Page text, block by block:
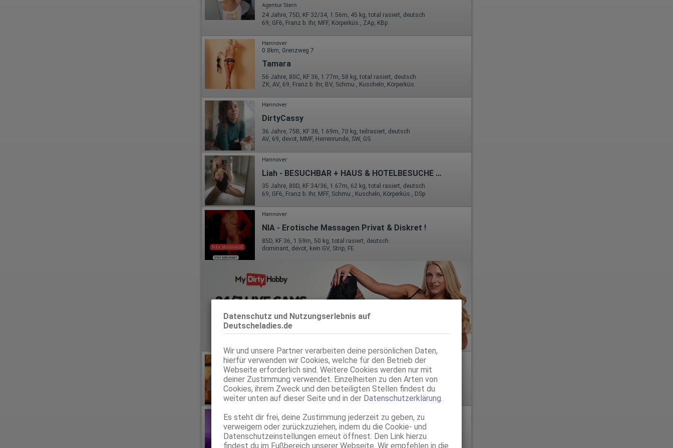
Datenschutz und Nutzungserlebnis auf
Deutscheladies.de
Wir und unsere Partner verarbeiten deine persönlichen Daten,
hierfür verwenden wir Cookies, welche für den Betrieb der
Webseite erforderlich sind. Weitere Cookies werden nur mit
deiner Zustimmung verwendet. Einzelheiten zu den Arten von
Cookies, ihrem Zweck und den beteiligten Stellen findest du
weiter unten auf dieser Seite und in der Datenschutzerklärung
Es steht dir frei, deine Zustimmung jederzeit zu geben, zu
verweigern oder zurückzuziehen, indem du die Cookie- und
Datenschutzeinstellungen erneut öffnest. Den Link hierzu
findest du im Fußbereich unserer Webseite. Wir empfehlen in die
Agentur Stern
24 Jahre, 75D, KF 32/34, 1.56m, 45 kg, total rasiert, deutsch
69, GF6, Franz b. Ihr, MFF, Körperküs., ZAp, KBp
Hannover
0.8km, Grenzweg 7
Tamara
56 Jahre, 80C, KF 36, 1.77m, 58 kg, total rasiert, deutsch
ZK, AV, 69, Franz b. Ihr, BV, Schmu., Kuscheln, Körperküs.
Hannover
DirtyCassy
36 Jahre, 75B, KF 38, 1.69m, 70 kg, teilrasiert, deutsch
AV, 69, devot, MMF, Herrenrunde, SW, GS
Hannover
Liah - BESUCHBAR + HAUS & HOTELBESUCHE BIS 100km
35 Jahre, 80D, KF 34/36, 1.67m, 62 kg, total rasiert, deutsch
69, GF6, Franz b. Ihr, MFF, Schmu., Kuscheln, Körperküs., DSp
Hannover
NIA - Erotische Massagen Privat & Diskret !
85D, KF 36, 1.59m, 50 kg, total rasiert, deutsch
dominant, devot, kein GV, Strip, FE
Hannover
CURVY NORA * Neue Nummer
20 Jahre, 85E(DD), KF 40, 1.65m, total rasiert, deutsch
ZK, AV, 69, GF6, DT, NSa, NSp
Hannover
Lucia - Whats App
23 Jahre, 75B, KF 36, 1.67m, total rasiert, deutsch